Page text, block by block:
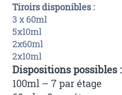
Tiroirs disponibles :
3 x 60ml
5x10ml
2x60ml
2x10ml
Dispositions possibles :
100ml – 7 par étage